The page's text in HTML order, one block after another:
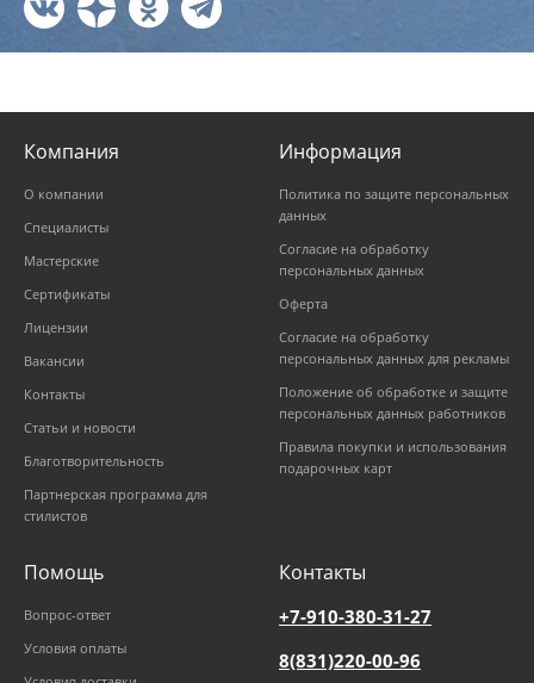
Компания
О компании
Специалисты
Мастерские
Сертификаты
Лицензии
Вакансии
Контакты
Статьи и новости
Благотворительность
Партнерская программа для
стилистов
Информация
Политика по защите персональных
данных
Согласие на обработку
персональных данных
Оферта
Согласие на обработку
персональных данных для рекламы
Положение об обработке и защите
персональных данных работников
Правила покупки и использования
подарочных карт
Помощь
Вопрос-ответ
Условия оплаты
Контакты
+7-910-380-31-27
8(831)220-00-96